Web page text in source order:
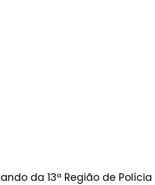
da 13ª Região de